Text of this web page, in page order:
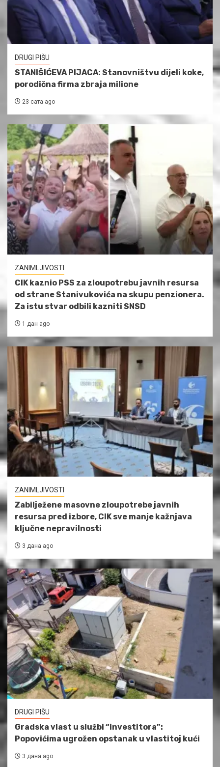
DRUGI PIŠU
STANIŠIĆEVA PIJACA: Stanovništvu dijeli koke,
porodična firma zbraja milione
23 сата ago
ZANIMLJIVOSTI
CIK kaznio PSS za zloupotrebu javnih resursa
od strane Stanivukovića na skupu penzionera.
Za istu stvar odbili kazniti SNSD
1 дан ago
ZANIMLJIVOSTI
Zabilježene masovne zloupotrebe javnih
resursa pred izbore, CIK sve manje kažnjava
ključne nepravilnosti
3 дана ago
DRUGI PIŠU
Gradska vlast u službi “investitora”:
Popovićima ugrožen opstanak u vlastitoj kući
3 дана ago